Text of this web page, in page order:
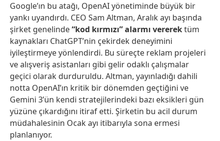
Google’ın bu atağı, OpenAI yönetiminde büyük bir
yankı uyandırdı. CEO Sam Altman, Aralık ayı başında
şirket genelinde“kod kırmızı” alarmı vererektüm
kaynakları ChatGPT’nin çekirdek deneyimini
iyileştirmeye yönlendirdi. Bu süreçte reklam projeleri
ve alışveriş asistanları gibi gelir odaklı çalışmalar
geçici olarak durduruldu. Altman, yayınladığı dahili
notta OpenAI’ın kritik bir dönemden geçtiğini ve
Gemini 3’ün kendi stratejilerindeki bazı eksikleri gün
yüzüne çıkardığını itiraf etti. Şirketin bu acil durum
müdahalesinin Ocak ayı itibarıyla sona ermesi
planlanıyor.